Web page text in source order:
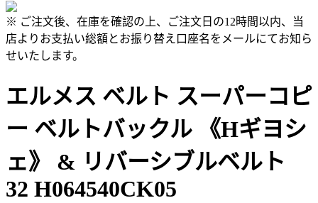
※ ご注文後、在庫を確認の上、ご注文日の12時間以内、当
店よりお支払い総額とお振り替え口座名をメールにてお知ら
せいたします。
エルメス ベルト スーパーコピ
ー ベルトバックル 《Hギヨシ
ェ》 & リバーシブルベルト
32 H064540CK05